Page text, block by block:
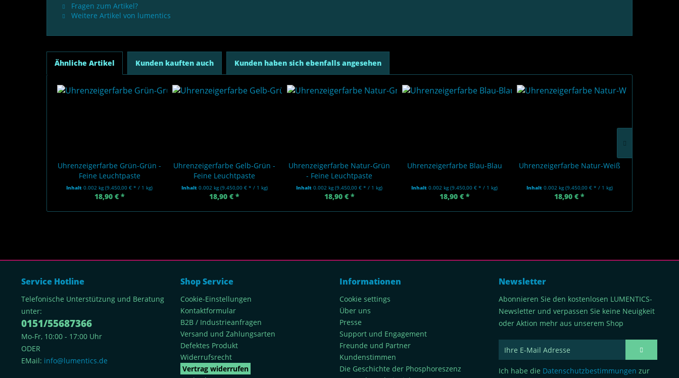
Fragen zum Artikel?
Weitere Artikel von lumentics
Ähnliche Artikel Kunden kauften auch Kunden haben sich ebenfalls angesehen
Uhrenzeigerfarbe Grün-Grün -
Feine Leuchtpaste
Inhalt0.002 kg(9.450,00 € * / 1 kg)
18,90 € *
Uhrenzeigerfarbe Gelb-Grün -
Feine Leuchtpaste
Inhalt 0.002 kg (9.450,00 € * / 1 kg)
18,90 € *
Uhrenzeigerfarbe Natur-Grün
- Feine Leuchtpaste
Inhalt0.002 kg(9.450,00 € * / 1 kg)
18,90 € *
Uhrenzeigerfarbe Blau-Blau
Inhalt0.002 kg(9.450,00 € * / 1 kg)
18,90 € *
Uhrenzeigerfarbe Natur-Weiß
Inhalt 0.002 kg (9.450,00 € * / 1 kg)
18,90 € *
Service Hotline
Telefonische Unterstützung und Beratung
unter:
0151/55687366
Mo-Fr, 10:00 - 17:00 Uhr
ODER
EMail: info@lumentics.de
Shop Service
Cookie-Einstellungen
Kontaktformular
B2B / Industrieanfragen
Versand und Zahlungsarten
Defektes Produkt
Widerrufsrecht
Vertrag widerrufen
Informationen
Cookie settings
Über uns
Presse
Support und Engagement
Freunde und Partner
Kundenstimmen
Die Geschichte der Phosphoreszenz
Newsletter
Abonnieren Sie den kostenlosen LUMENTICS-
Newsletter und verpassen Sie keine Neuigkeit
oder Aktion mehr aus unserem Shop
Ich habe die Datenschutzbestimmungen zur